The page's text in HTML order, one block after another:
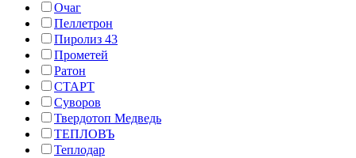
Очаг
Пеллетрон
Пиролиз 43
Прометей
Ратон
СТАРТ
Суворов
Твердотоп Медведь
ТЕПЛОВЪ
Теплодар